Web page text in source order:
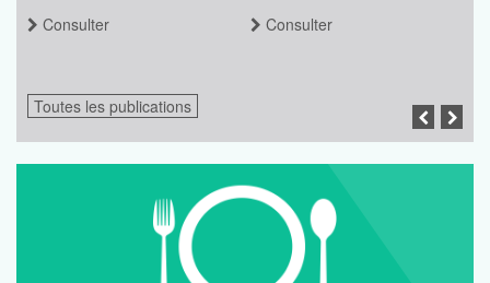
Consulter
Consulter
Toutes les publications